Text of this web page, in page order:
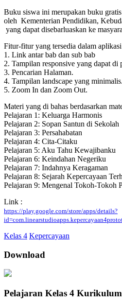
Buku siswa ini merupakan buku
oleh Kementerian Pendidikan,
yang dapat disebarluaskan ke
Fitur-fitur yang tersedia dalam
1. Link antar bab dan sub bab
2. Tampilan responsive yang dapat di
3. Pencarian Halaman.
4. Tampilan landscape yang minimalis.
5. Zoom In dan Zoom Out.
Materi yang di bahas berdasarkan
Pelajaran 1: Keluarga Harmonis
Pelajaran 2: Sopan Santun di Sekolah
Pelajaran 3: Persahabatan
Pelajaran 4: Cita-Citaku
Pelajaran 5: Aku Tahu Kewajibanku
Pelajaran 6: Keindahan Negeriku
Pelajaran 7: Indahnya Keragaman
Pelajaran 8: Sejarah Kepercayaan
Pelajaran 9: Mengenal Tokoh-Tokoh
Link :
https://play.google.com/store/apps/details?
Kelas 4 Kepercayaan
Download
Pelajaran Kelas 4